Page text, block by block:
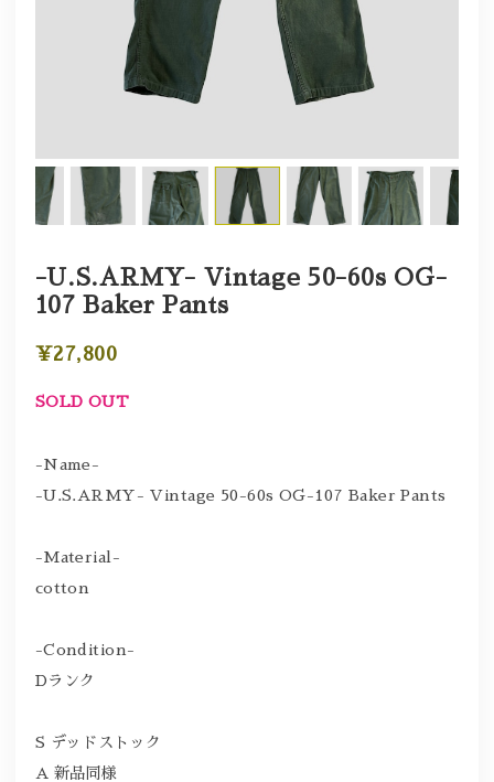
-U.S.ARMY- Vintage 50-60s OG-
107 Baker Pants
¥27,800
SOLD OUT
-Name-
-U.S.ARMY- Vintage 50-60s OG-107 Baker Pants
-Material-
cotton
-Condition-
Dランク
S デッドストック
A 新品同様